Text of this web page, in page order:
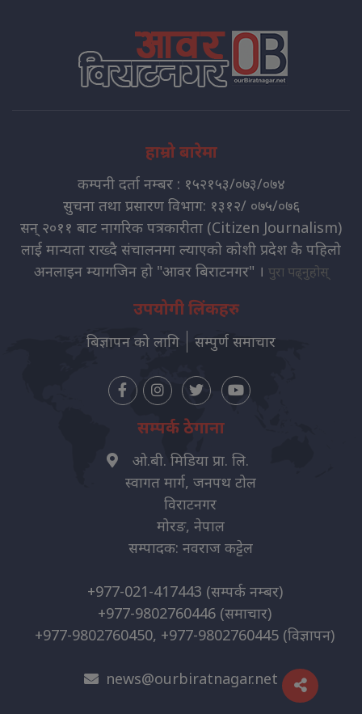
हाम्रो बारेमा
कम्पनी दर्ता नम्बर : १५२१५३/०७३/०७४
सुचना तथा प्रसारण विभाग: १३१२/ ०७५/०७६
सन् २०११ बाट नागरिक पत्रकारीता (Citizen Journalism)
लाई मान्यता राख्दै संचालनमा ल्याएको कोशी प्रदेश कै पहिलो
अनलाइन म्यागजिन हो "आवर बिराटनगर" । पुरा पढ्नुहोस्
उपयोगी लिंकहरु
बिज्ञापन को लागि सम्पुर्ण समाचार
सम्पर्क ठेगाना
ओ.बी. मिडिया प्रा. लि.
स्वागत मार्ग, जनपथ टोल
विराटनगर
मोरङ, नेपाल
सम्पादक: नवराज कट्टेल
+977-021-417443 (सम्पर्क नम्बर)
+977-9802760446 (समाचार)
+977-9802760450, +977-9802760445 (विज्ञापन)
news@ourbiratnagar.net